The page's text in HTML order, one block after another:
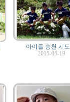
아이들 승천 시도
2015-05-19